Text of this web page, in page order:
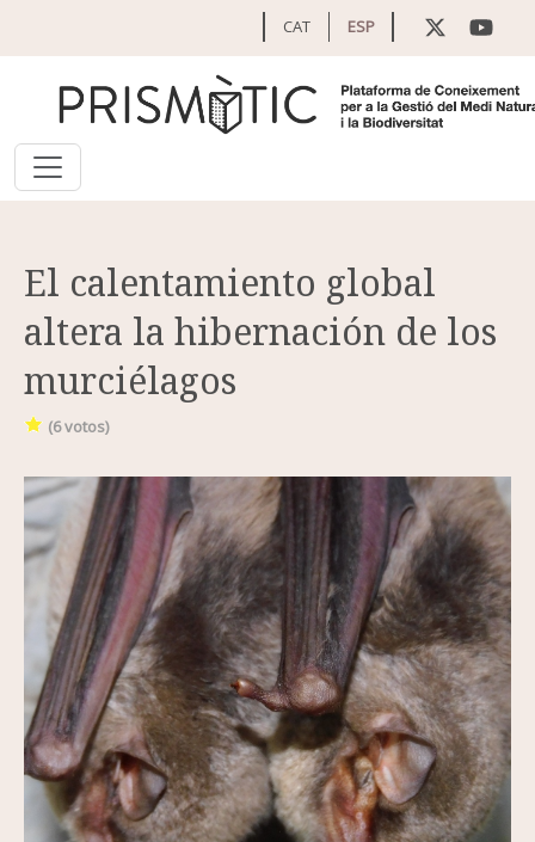
CAT ESP
El calentamiento global
altera la hibernación de los
murciélagos
(6votos)